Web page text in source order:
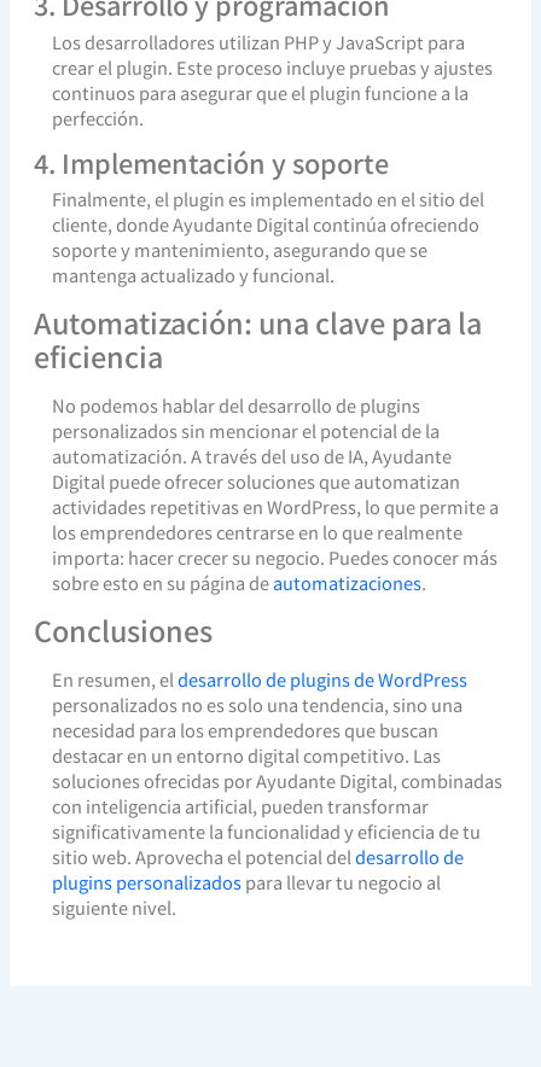
Los desarrolladores utilizan PHP y JavaScript para
crear el plugin. Este proceso incluye pruebas y ajustes
continuos para asegurar que el plugin funcione a la
perfección.
4. Implementación y soporte
Finalmente, el plugin es implementado en el sitio del
cliente, donde Ayudante Digital continúa ofreciendo
soporte y mantenimiento, asegurando que se
mantenga actualizado y funcional.
Automatización: una clave para la
eficiencia
No podemos hablar del desarrollo de plugins
personalizados sin mencionar el potencial de la
automatización. A través del uso de IA, Ayudante
Digital puede ofrecer soluciones que automatizan
actividades repetitivas en WordPress, lo que permite a
los emprendedores centrarse en lo que realmente
importa: hacer crecer su negocio. Puedes conocer más
sobre esto en su página deautomatizaciones.
Conclusiones
En resumen, eldesarrollo de plugins de WordPress
personalizados no es solo una tendencia, sino una
necesidad para los emprendedores que buscan
destacar en un entorno digital competitivo. Las
soluciones ofrecidas por Ayudante Digital, combinadas
con inteligencia artificial, pueden transformar
significativamente la funcionalidad y eficiencia de tu
sitio web. Aprovecha el potencial deldesarrollo de
plugins personalizadospara llevar tu negocio al
siguiente nivel.